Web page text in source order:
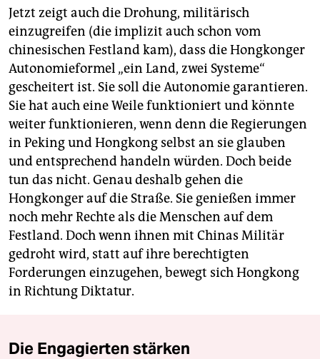
Jetzt zeigt auch die Drohung, militärisch
einzugreifen (die implizit auch schon vom
chinesischen Festland kam), dass die Hongkonger
Autonomieformel „ein Land, zwei Systeme“
gescheitert ist. Sie soll die Autonomie garantieren.
Sie hat auch eine Weile funktioniert und könnte
weiter funktionieren, wenn denn die Regierungen
in Peking und Hongkong selbst an sie glauben
und entsprechend handeln würden. Doch beide
tun das nicht. Genau deshalb gehen die
Hongkonger auf die Straße. Sie genießen immer
noch mehr Rechte als die Menschen auf dem
Festland. Doch wenn ihnen mit Chinas Militär
gedroht wird, statt auf ihre berechtigten
Forderungen einzugehen, bewegt sich Hongkong
in Richtung Diktatur.
Die Engagierten stärken